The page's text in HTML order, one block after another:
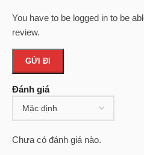
Đánh giá
Chưa có đánh giá nào.
You have to be logged in to be
review.